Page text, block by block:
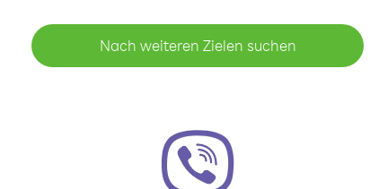
Nach weiteren Zielen suchen